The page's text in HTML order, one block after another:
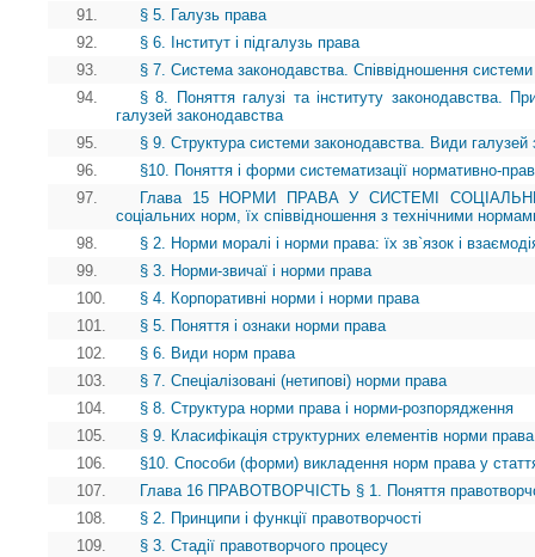
91.
§ 5. Галузь права
92.
§ 6. Інститут і підгалузь права
93.
§ 7. Система законодавства. Співвідношення
94.
§ 8. Поняття галузі та інституту законодавства.
галузей законодавства
95.
§ 9. Структура системи законодавства. Види галузей
96.
§10. Поняття і форми систематизації нормативно-
97.
Глава 15 НОРМИ ПРАВА У СИСТЕМІ
соціальних норм, їх співвідношення з технічними
98.
§ 2. Норми моралі і норми права: їх зв`язок і
99.
§ 3. Норми-звичаї і норми права
100.
§ 4. Корпоративні норми і норми права
101.
§ 5. Поняття і ознаки норми права
102.
§ 6. Види норм права
103.
§ 7. Спеціалізовані (нетипові) норми права
104.
§ 8. Структура норми права і норми-розпорядження
105.
§ 9. Класифікація структурних елементів норми
106.
§10. Способи (форми) викладення норм права у
107.
Глава 16 ПРАВОТВОРЧІСТЬ § 1. Поняття
108.
§ 2. Принципи і функції правотворчості
109.
§ 3. Стадії правотворчого процесу